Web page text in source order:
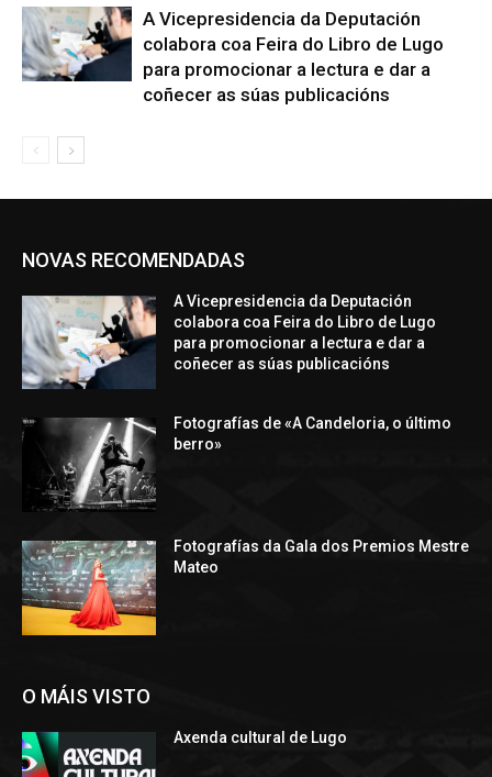
A Vicepresidencia da Deputación
colabora coa Feira do Libro de Lugo
para promocionar a lectura e dar a
coñecer as súas publicacións
NOVAS RECOMENDADAS
A Vicepresidencia da Deputación
colabora coa Feira do Libro de Lugo
para promocionar a lectura e dar a
coñecer as súas publicacións
Fotografías de «A Candeloria, o último
berro»
Fotografías da Gala dos Premios Mestre
Mateo
O MÁIS VISTO
Axenda cultural de Lugo